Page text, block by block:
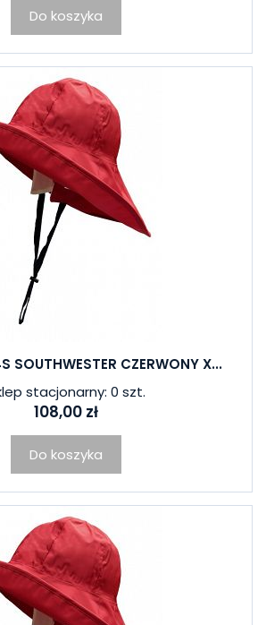
Do koszyka
SOUTHWESTER CZERWONY X...
stacjonarny: 0 szt.
108,00 zł
Do koszyka